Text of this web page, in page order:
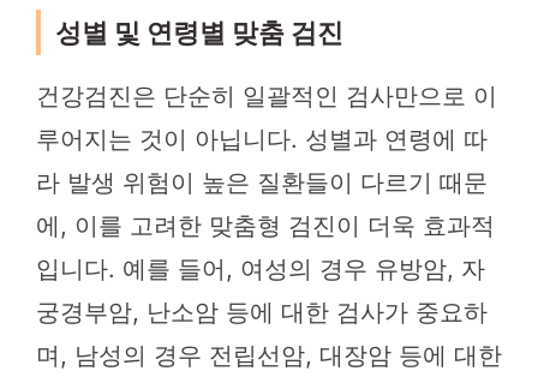
성별 및 연령별 맞춤 검진
건강검진은 단순히 일괄적인 검사만으로 이
루어지는 것이 아닙니다. 성별과 연령에 따
라 발생 위험이 높은 질환들이 다르기 때문
에, 이를 고려한 맞춤형 검진이 더욱 효과적
입니다. 예를 들어, 여성의 경우 유방암, 자
궁경부암, 난소암 등에 대한 검사가 중요하
며, 남성의 경우 전립선암, 대장암 등에 대한